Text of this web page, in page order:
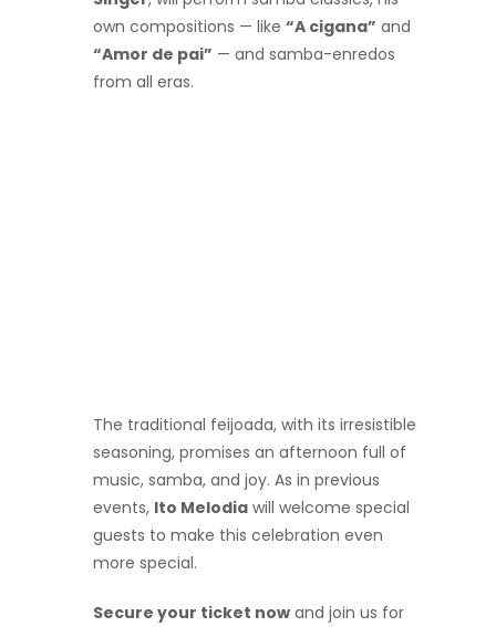
own compositions — like “A cigana” and
“Amor de pai” — and samba-enredos
from all eras.
The traditional feijoada, with its irresistible
seasoning, promises an afternoon full of
music, samba, and joy. As in previous
events, Ito Melodia will welcome special
guests to make this celebration even
more special.
Secure your ticket now and join us for